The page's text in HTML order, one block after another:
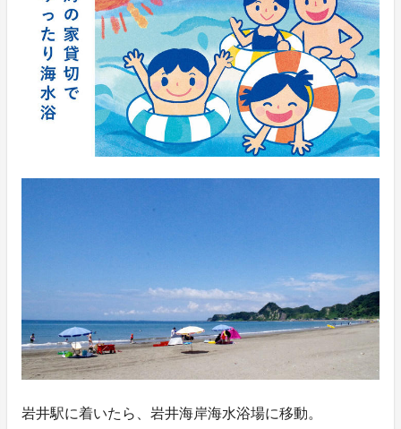
岩井駅に着いたら、岩井海岸海水浴場に移動。